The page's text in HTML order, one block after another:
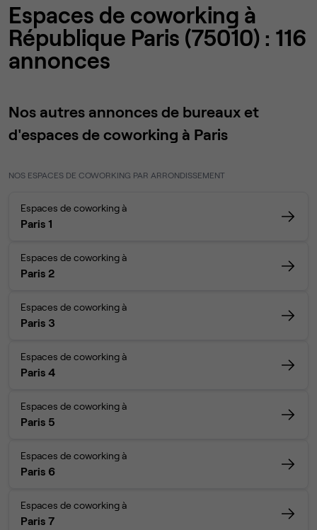
Espaces de coworking à
République Paris (75010) : 116
annonces
Nos autres annonces de bureaux et
d'espaces de coworking à Paris
NOS ESPACES DE COWORKING PAR ARRONDISSEMENT
Espaces de coworking à
Paris 1
Espaces de coworking à
Paris 2
Espaces de coworking à
Paris 3
Espaces de coworking à
Paris 4
Espaces de coworking à
Paris 5
Espaces de coworking à
Paris 6
Espaces de coworking à
Paris 7